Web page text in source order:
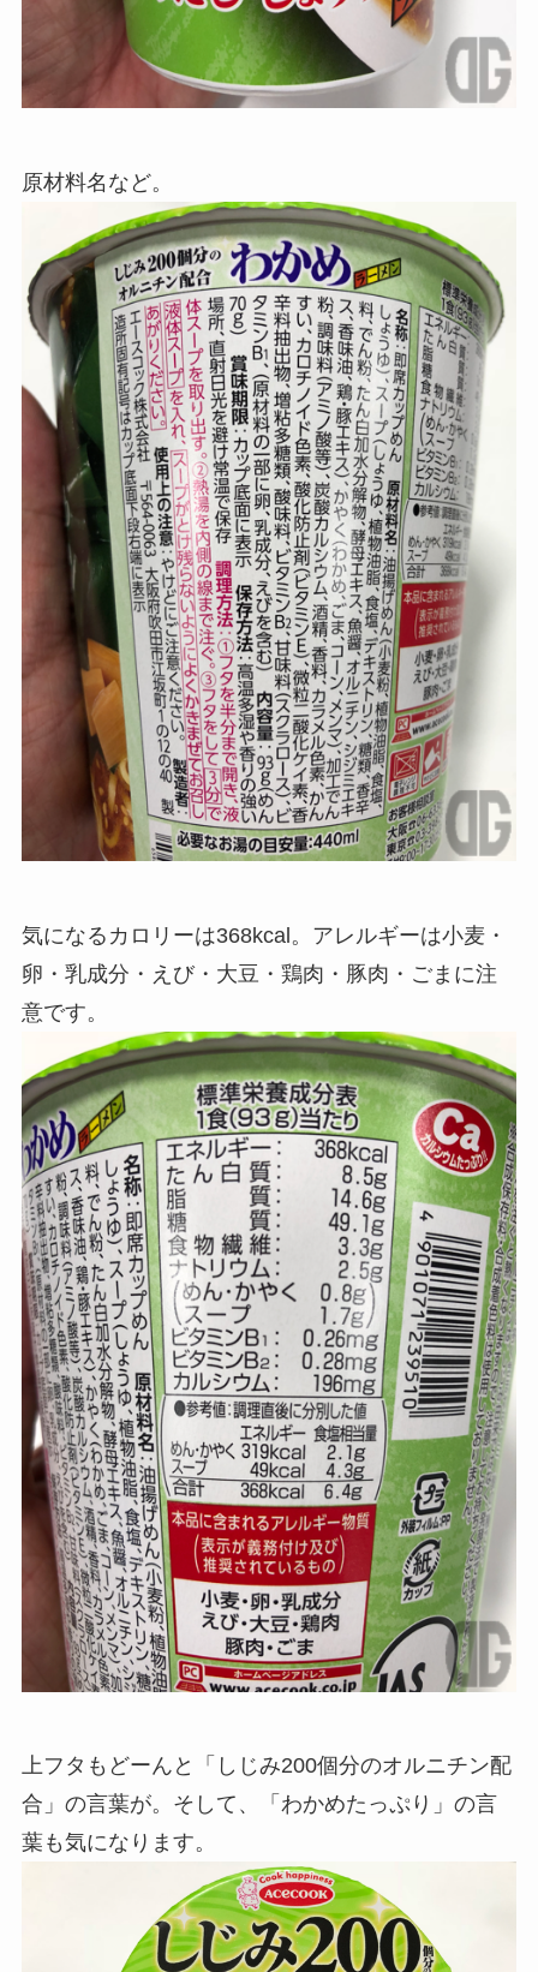
原材料名など。
気になるカロリーは368kcal。アレルギーは小麦・
卵・乳成分・えび・大豆・鶏肉・豚肉・ごまに注
意です。
上フタもどーんと「しじみ200個分のオルニチン配
合」の言葉が。そして、「わかめたっぷり」の言
葉も気になります。